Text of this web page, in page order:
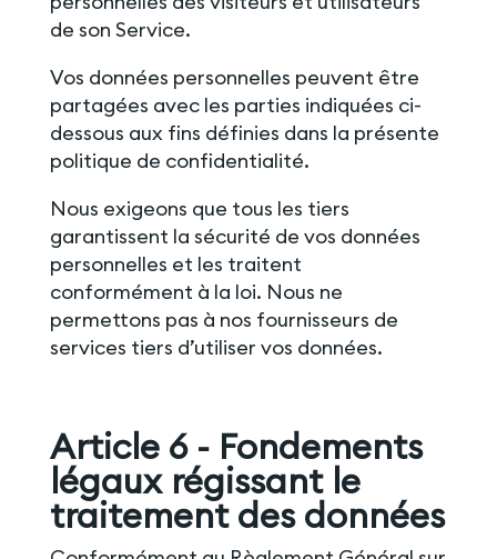
de son Service.
Vos données personnelles peuvent être
partagées avec les parties indiquées ci-
dessous aux fins définies dans la présente
politique de confidentialité.
Nous exigeons que tous les tiers
garantissent la sécurité de vos données
personnelles et les traitent
conformément à la loi. Nous ne
permettons pas à nos fournisseurs de
services tiers d’utiliser vos données.
Article 6 - Fondements
légaux régissant le
traitement des données